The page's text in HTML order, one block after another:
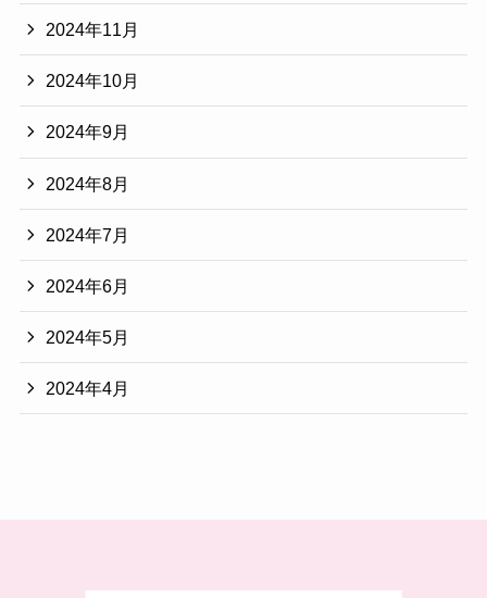
2024年11月
2024年10月
2024年9月
2024年8月
2024年7月
2024年6月
2024年5月
2024年4月